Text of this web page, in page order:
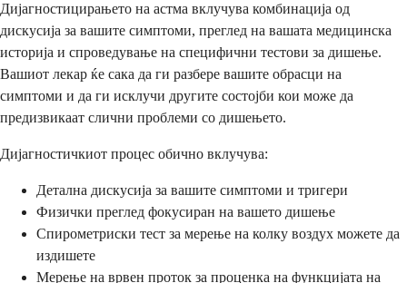
Дијагностицирањето на астма вклучува комбинација од
дискусија за вашите симптоми, преглед на вашата медицинска
историја и спроведување на специфични тестови за дишење.
Вашиот лекар ќе сака да ги разбере вашите обрасци на
симптоми и да ги исклучи другите состојби кои може да
предизвикаат слични проблеми со дишењето.
Дијагностичкиот процес обично вклучува:
Детална дискусија за вашите симптоми и тригери
Физички преглед фокусиран на вашето дишење
Спирометриски тест за мерење на колку воздух можете да
издишете
Мерење на врвен проток за проценка на функцијата на